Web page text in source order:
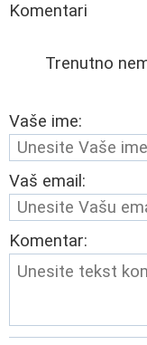
Komentari
Trenutno
Vaše ime:
Vaš email:
Komentar: